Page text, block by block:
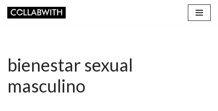
bienestar sexual
masculino